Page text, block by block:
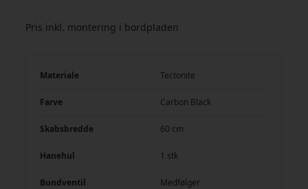
Pris inkl. montering i bordpladen
Materiale Tectonite
Farve Carbon Black
Skabsbredde 60 cm
Hanehul 1 stk
Bundventil Medfølger